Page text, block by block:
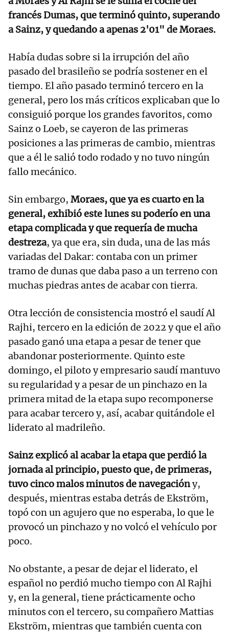
francés Dumas, que terminó quinto, superando
a Sainz, y quedando a apenas 2'01" de Moraes.
Había dudas sobre si la irrupción del año
pasado del brasileño se podría sostener en el
tiempo. El año pasado terminó tercero en la
general, pero los más críticos explicaban que lo
consiguió porque los grandes favoritos, como
Sainz o Loeb, se cayeron de las primeras
posiciones a las primeras de cambio, mientras
que a él le salió todo rodado y no tuvo ningún
fallo mecánico.
Sin embargo, Moraes, que ya es cuarto en la
general, exhibió este lunes su poderío en una
etapa complicada y que requería de mucha
destreza, ya que era, sin duda, una de las más
variadas del Dakar: contaba con un primer
tramo de dunas que daba paso a un terreno con
muchas piedras antes de acabar con tierra.
Otra lección de consistencia mostró el saudí Al
Rajhi, tercero en la edición de 2022 y que el año
pasado ganó una etapa a pesar de tener que
abandonar posteriormente. Quinto este
domingo, el piloto y empresario saudí mantuvo
su regularidad y a pesar de un pinchazo en la
primera mitad de la etapa supo recomponerse
para acabar tercero y, así, acabar quitándole el
liderato al madrileño.
Sainz explicó al acabar la etapa que perdió la
jornada al principio, puesto que, de primeras,
tuvo cinco malos minutos de navegacióny,
después, mientras estaba detrás de Ekström,
topó con un agujero que no esperaba, lo que le
provocó un pinchazo y no volcó el vehículo por
poco.
No obstante, a pesar de dejar el liderato, el
español no perdió mucho tiempo con Al Rajhi
y, en la general, tiene prácticamente ocho
minutos con el tercero, su compañero Mattias
Ekström, mientras que también cuenta con